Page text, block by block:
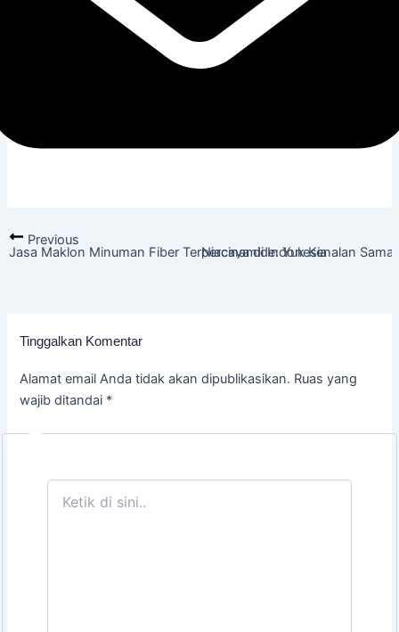
Previous
Jasa Maklon Minuman Fiber Terpercaya di Indonesia
Niacinamide: Yuk Kenalan
Tinggalkan Komentar
Alamat email Anda tidak akan dipublikasikan. Ruas yang
wajib ditandai *
Ketik